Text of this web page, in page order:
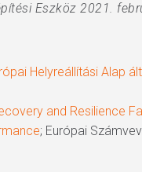
Eszköz 2021.
Helyreállítási Alap
and Resilience
; Európai